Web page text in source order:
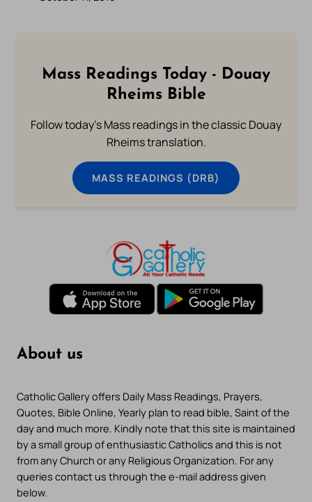
Mass Readings Today - Douay
Rheims Bible
Follow today's Mass readings in the classic Douay
Rheims translation.
MASS READINGS (DRB)
About us
Catholic Gallery offers Daily Mass Readings, Prayers,
Quotes, Bible Online, Yearly plan to read bible, Saint of the
day and much more. Kindly note that this site is maintained
by a small group of enthusiastic Catholics and this is not
from any Church or any Religious Organization. For any
queries contact us through the e-mail address given
below.